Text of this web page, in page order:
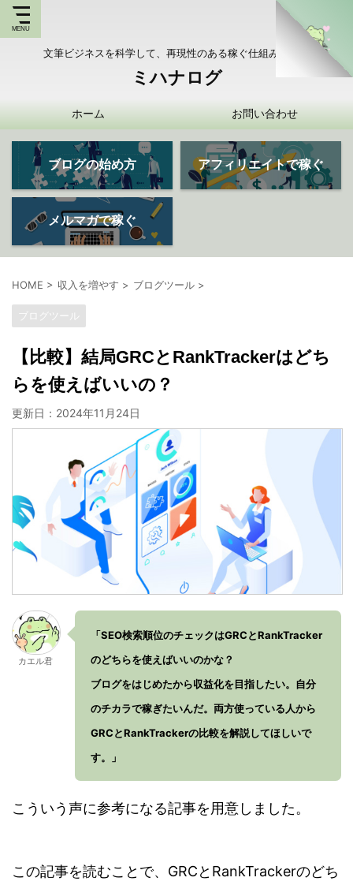
文筆ビジネスを科学して、再現性のある稼ぐ仕組みを持つ
ミハナログ
ホーム お問い合わせ
ブログの始め方 アフィリエイトで稼ぐ
メルマガで稼ぐ
HOME > 収入を増やす > ブログツール >
ブログツール
【比較】結局GRCとRankTrackerはどち
らを使えばいいの？
更新日： 2024年11月24日
カエル君
「SEO検索順位のチェックはGRCとRankTracker
のどちらを使えばいいのかな？
ブログをはじめたから収益化を目指したい。自分
のチカラで稼ぎたいんだ。両方使っている人から
GRCとRankTrackerの比較を解説してほしいで
す。」
こういう声に参考になる記事を用意しました。
この記事を読むことで、GRCとRankTrackerのどち